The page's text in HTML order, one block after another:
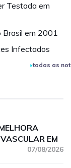
Testada em
Brasil em 2001
Infectados
todas as
EM
07/08/2026